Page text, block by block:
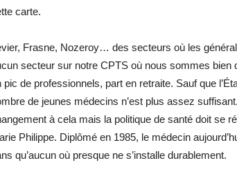
carte.
Frasne, Nozeroy… des secteurs où les
secteur sur notre CPTS où nous sommes bien
pic de professionnels, part en retraite. Sauf que
de jeunes médecins n’est plus assez
à cela mais la politique de santé doit se
Philippe. Diplômé en 1985, le médecin
qu’aucun où presque ne s’installe durablement.